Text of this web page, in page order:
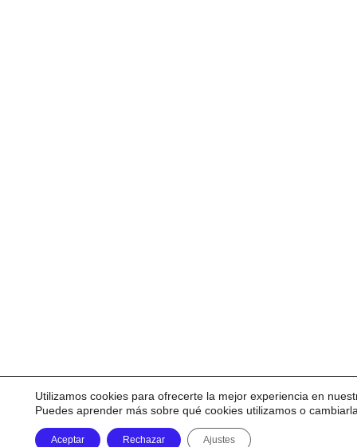
Utilizamos cookies para ofrecerte la mejor experiencia en
Puedes aprender más sobre qué cookies utilizamos o
Aceptar Rechazar Ajustes